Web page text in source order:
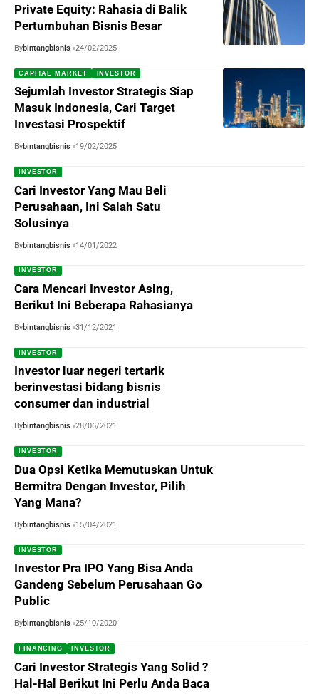
Private Equity: Rahasia di Balik
Pertumbuhan Bisnis Besar
Bybintangbisnis 24/02/2025
CAPITAL MARKET INVESTOR
Sejumlah Investor Strategis Siap
Masuk Indonesia, Cari Target
Investasi Prospektif
Bybintangbisnis 19/02/2025
INVESTOR
Cari Investor Yang Mau Beli
Perusahaan, Ini Salah Satu
Solusinya
Bybintangbisnis 14/01/2022
INVESTOR
Cara Mencari Investor Asing,
Berikut Ini Beberapa Rahasianya
Bybintangbisnis 31/12/2021
INVESTOR
Investor luar negeri tertarik
berinvestasi bidang bisnis
consumer dan industrial
Bybintangbisnis 28/06/2021
INVESTOR
Dua Opsi Ketika Memutuskan Untuk
Bermitra Dengan Investor, Pilih
Yang Mana?
Bybintangbisnis 15/04/2021
INVESTOR
Investor Pra IPO Yang Bisa Anda
Gandeng Sebelum Perusahaan Go
Public
Bybintangbisnis 25/10/2020
FINANCING INVESTOR
Cari Investor Strategis Yang Solid ?
Hal-Hal Berikut Ini Perlu Anda Baca